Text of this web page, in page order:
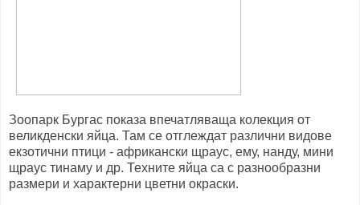
Зоопарк Бургас показа впечатляваща колекция от
великденски яйца. Там се отглеждат различни видове
екзотични птици - африкански щраус, ему, нанду, мини
щраус тинаму и др. Техните яйца са с разнообразни
размери и характерни цветни окраски.